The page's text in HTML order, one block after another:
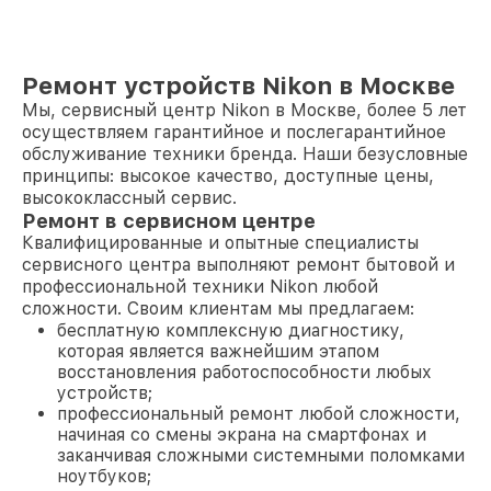
Ремонт устройств Nikon в Москве
Мы, сервисный центр Nikon в Москве, более 5 лет
осуществляем гарантийное и послегарантийное
обслуживание техники бренда. Наши безусловные
принципы: высокое качество, доступные цены,
высококлассный сервис.
Ремонт в сервисном центре
Квалифицированные и опытные специалисты
сервисного центра выполняют ремонт бытовой и
профессиональной техники Nikon любой
сложности. Своим клиентам мы предлагаем:
бесплатную комплексную диагностику,
которая является важнейшим этапом
восстановления работоспособности любых
устройств;
профессиональный ремонт любой сложности,
начиная со смены экрана на смартфонах и
заканчивая сложными системными поломками
ноутбуков;